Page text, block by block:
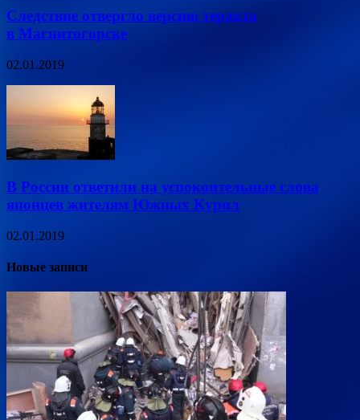
Следствие отвергло версию теракта
в Магнитогорске
02.01.2019
В России ответили на успокоительные слова
японцев жителям Южных Курил
02.01.2019
Новые записи